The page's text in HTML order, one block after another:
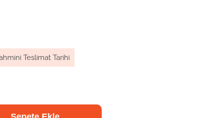
Teslimat Tarihi